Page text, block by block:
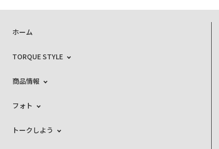
ホーム
TORQUE STYLE
商品情報
フォト
トークしよう